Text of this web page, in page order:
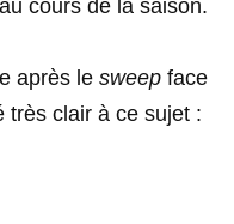
cours de la saison.
après le sweep face
très clair à ce sujet :